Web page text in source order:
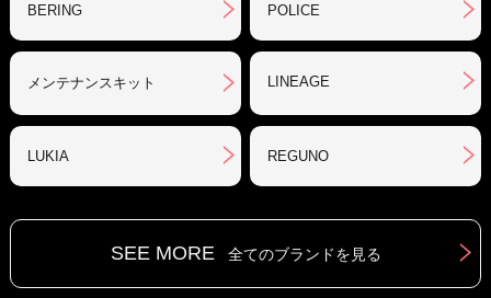
BERING POLICE
メンテナンスキット LINEAGE
LUKIA REGUNO
SEE MORE 全てのブランドを見る